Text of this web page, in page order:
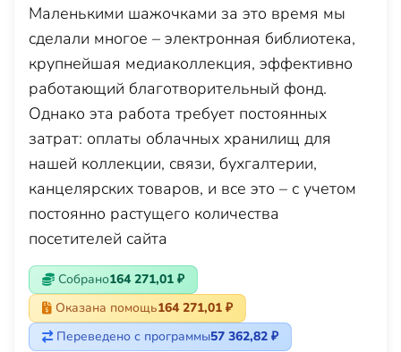
Маленькими шажочками за это время мы
сделали многое – электронная библиотека,
крупнейшая медиаколлекция, эффективно
работающий благотворительный фонд.
Однако эта работа требует постоянных
затрат: оплаты облачных хранилищ для
нашей коллекции, связи, бухгалтерии,
канцелярских товаров, и все это – с учетом
постоянно растущего количества
посетителей сайта
Собрано164 271,01 ₽
Оказана помощь164 271,01 ₽
Переведено с программы57 362,82 ₽